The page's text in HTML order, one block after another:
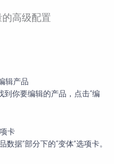
高级配置
辑产品
你要编辑的产品，点击“编
卡
据”部分下的“变体”选项卡。